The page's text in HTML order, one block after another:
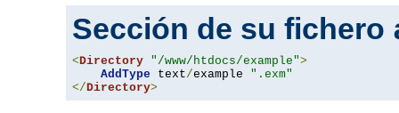
Sección de su fichero
<Directory "/www/htdocs/example">
AddType text/example ".exm"
</Directory>